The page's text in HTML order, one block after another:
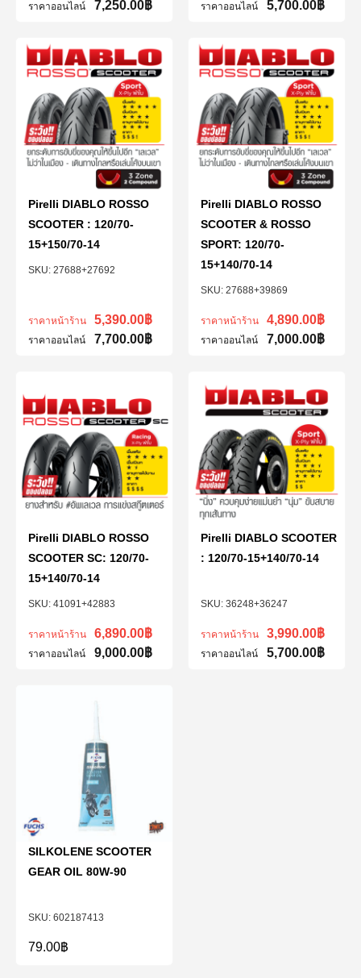
ราคาออนไลน์ 7,250.00฿ ราคาออนไลน์ 5,700.00฿
27688+27692
Pirelli DIABLO ROSSO
SCOOTER : 120/70-
15+150/70-14
ราคาหน้าร้าน 5,390.00฿
ราคาออนไลน์ 7,700.00฿
27688+39869
Pirelli DIABLO ROSSO
SCOOTER & ROSSO
SPORT: 120/70-
15+140/70-14
ราคาหน้าร้าน 4,890.00฿
ราคาออนไลน์ 7,000.00฿
41091+42883
Pirelli DIABLO ROSSO
SCOOTER SC: 120/70-
15+140/70-14
ราคาหน้าร้าน 6,890.00฿
ราคาออนไลน์ 9,000.00฿
36248+36247
Pirelli DIABLO SCOOTER
: 120/70-15+140/70-14
ราคาหน้าร้าน 3,990.00฿
ราคาออนไลน์ 5,700.00฿
602187413
SILKOLENE SCOOTER
GEAR OIL 80W-90
79.00฿